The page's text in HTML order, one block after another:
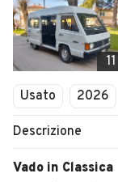
11
Usato 2026
Descrizione
Vado in Classica